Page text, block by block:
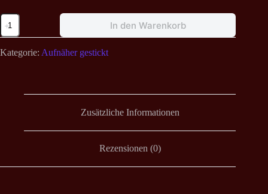
Nocturnal
Breed
-
Rot
Gelbes
In den Warenkorb
Kategorie: Aufnäher gestickt
Zusätzliche Informationen
Rezensionen (0)